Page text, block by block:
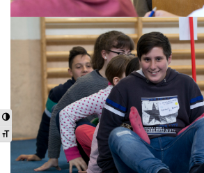
Nagy kontraszt váltása
Betűméret váltása